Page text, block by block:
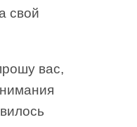
свой
вас,